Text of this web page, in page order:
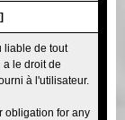
liable de tout
a le droit de
à l'utilisateur.
obligation for any